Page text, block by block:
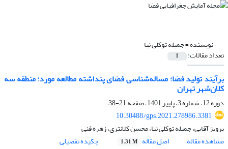
نویسنده =جمیله توکلی نیا
تعداد مقالات: 1
برآیند تولید فضا؛ مساله‌شناسی فضای پنداشته مطالعه مورد: منطقه سه
کلان‌شهر تهران
دوره 12، شماره 3، پاییز 1401، صفحه
21-38
10.30488/gps.2021.278986.3381
پرویز آقایی، جمیله توکلی نیا، محسن کلانتری، زهره فنی
مشاهده مقاله
اصل مقاله 1.31 M چکیده تفصیلی